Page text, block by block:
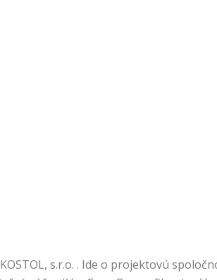
s.r.o. . Ide o projektovú